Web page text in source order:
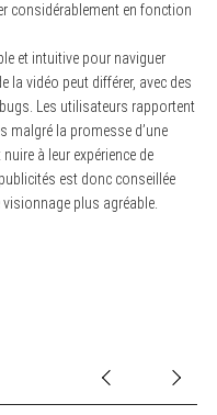
considérablement en fonction
et intuitive pour naviguer
la vidéo peut différer, avec des
Les utilisateurs rapportent
malgré la promesse d’une
à leur expérience de
est donc conseillée
plus agréable.